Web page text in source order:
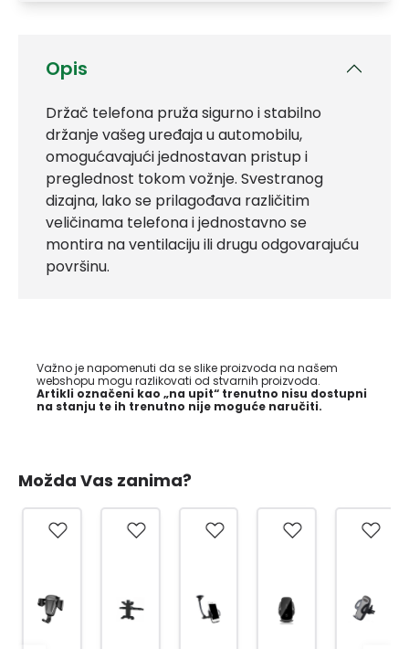
Opis
Držač telefona pruža sigurno i stabilno
držanje vašeg uređaja u automobilu,
omogućavajući jednostavan pristup i
preglednost tokom vožnje. Svestranog
dizajna, lako se prilagođava različitim
veličinama telefona i jednostavno se
montira na ventilaciju ili drugu odgovarajuću
površinu.
Važno je napomenuti da se slike proizvoda na našem
webshopu mogu razlikovati od stvarnih proizvoda.
Artikli označeni kao „na upit“ trenutno nisu dostupni
na stanju te ih trenutno nije moguće naručiti.
Možda Vas zanima?